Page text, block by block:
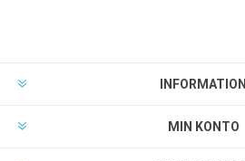
INFORMATION
MIN KONTO